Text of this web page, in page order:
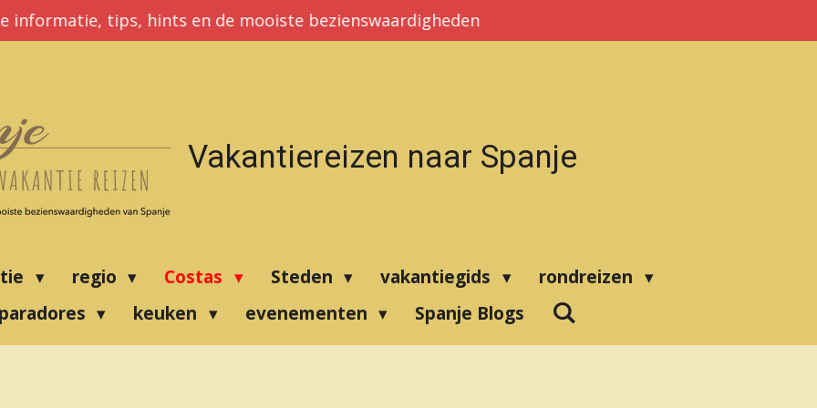
informatie, tips, hints en de mooiste bezienswaardigheden
Vakantiereizen naar Spanje
regio Costas Steden vakantiegids
rondreizen
paradores keuken evenementen Spanje Blogs